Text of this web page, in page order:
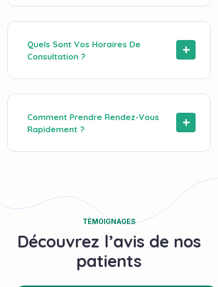
Quels Sont Vos Horaires De
Consultation ?
Comment Prendre Rendez-Vous
Rapidement ?
TÉMOIGNAGES
Découvrez l’avis de nos
patients